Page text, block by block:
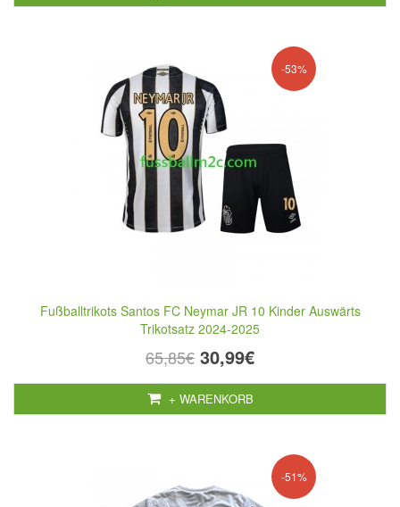
-53%
Fußballtrikots Santos FC Neymar JR 10 Kinder Auswärts
Trikotsatz 2024-2025
65,85€ 30,99€
+ WARENKORB
-51%